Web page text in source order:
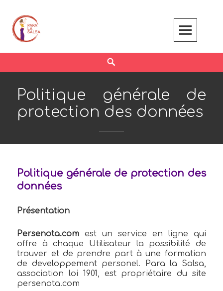
content
Politique générale de
protection des données
Politique générale de protection des
données
Présentation
Persenota.com est un service en ligne qui
offre à chaque Utilisateur la possibilité de
trouver et de prendre part à une formation
de developpement personel. Para la Salsa,
association loi 1901, est propriétaire du site
persenota.com